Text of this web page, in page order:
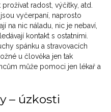
radost, výčitky, atd.
vyčerpaní, naprosto
na nic náladu, nic je nebaví,
kontakt s ostatními.
spánku a stravovacích
u člověka jen tak
může pomoci jen lékař a
– úzkosti